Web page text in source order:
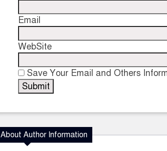
Email
WebSite
Save Your Email and Others
About Author Information